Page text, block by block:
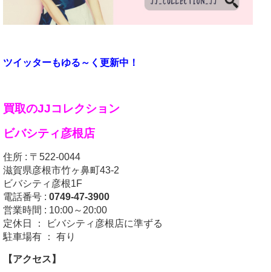
ツイッターもゆる～く更新中！
買取のJJコレクション
ビバシティ彦根店
住所 : 〒522-0044
滋賀県彦根市竹ヶ鼻町43-2
ビバシティ彦根1F
電話番号 : 0749-47-3900
営業時間 : 10:00～20:00
定休日 ： ビバシティ彦根店に準ずる
駐車場有 ： 有り
【アクセス】